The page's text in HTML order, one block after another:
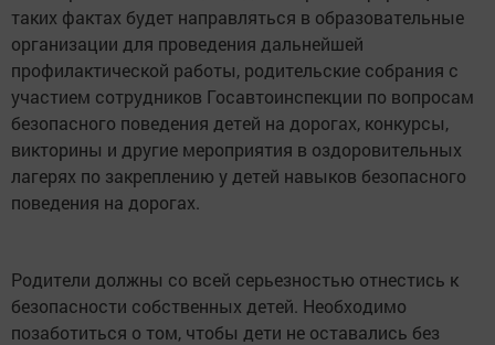
таких фактах будет направляться в образовательные
организации для проведения дальнейшей
профилактической работы, родительские собрания с
участием сотрудников Госавтоинспекции по вопросам
безопасного поведения детей на дорогах, конкурсы,
викторины и другие мероприятия в оздоровительных
лагерях по закреплению у детей навыков безопасного
поведения на дорогах.
Родители должны со всей серьезностью отнестись к
безопасности собственных детей. Необходимо
позаботиться о том, чтобы дети не оставались без